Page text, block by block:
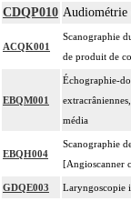
CDQP010 Audiométrie
ACQK001
Scanographie
de produit de
EBQM001
Échographie-
média
EBQH004
Scanographie
[Angioscanner
GDQE003 Laryngoscopie